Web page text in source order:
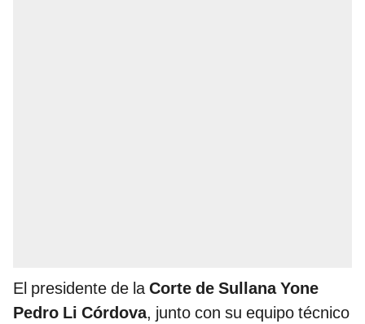
El presidente de laCorte de Sullana Yone
Pedro Li Córdova, junto con su equipo técnico